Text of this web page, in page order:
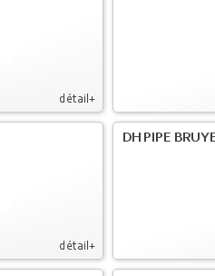
détail+
détail+
DH PIPE